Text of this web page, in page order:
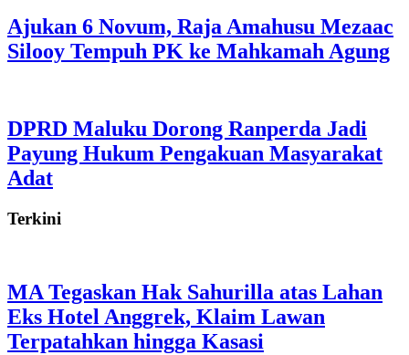
Ajukan 6 Novum, Raja Amahusu Mezaac
Silooy Tempuh PK ke Mahkamah Agung
DPRD Maluku Dorong Ranperda Jadi
Payung Hukum Pengakuan Masyarakat
Adat
Terkini
MA Tegaskan Hak Sahurilla atas Lahan
Eks Hotel Anggrek, Klaim Lawan
Terpatahkan hingga Kasasi